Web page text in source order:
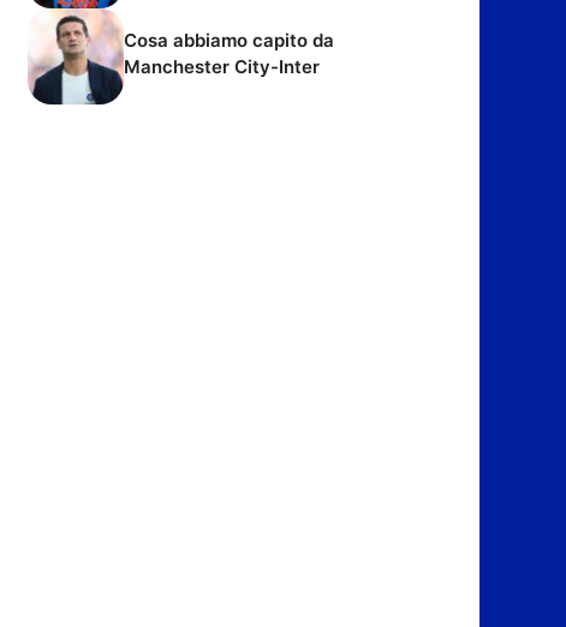
Cosa abbiamo capito da
Manchester City-Inter